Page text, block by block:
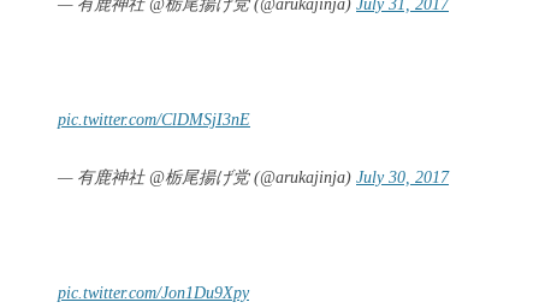
— 有鹿神社 @栃尾揚げ党 (@arukajinja) July 31, 2017
pic.twitter.com/ClDMSjI3nE
— 有鹿神社 @栃尾揚げ党 (@arukajinja) July 30, 2017
pic.twitter.com/Jon1Du9Xpy